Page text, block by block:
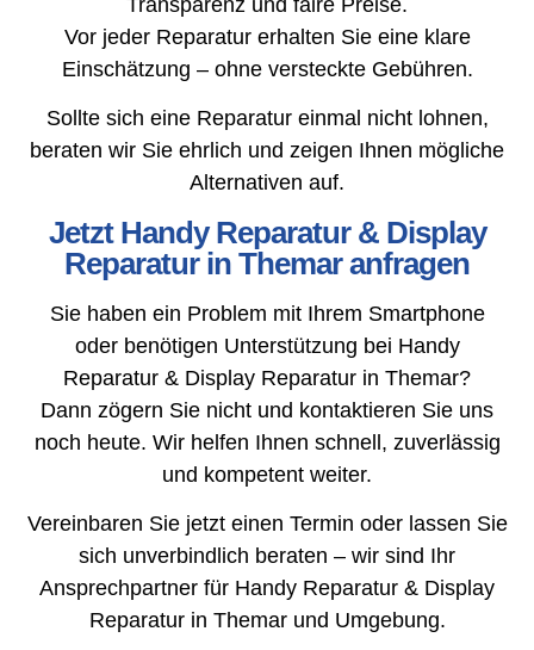
Vor jeder Reparatur erhalten Sie eine klare
Einschätzung – ohne versteckte Gebühren.
Sollte sich eine Reparatur einmal nicht lohnen,
beraten wir Sie ehrlich und zeigen Ihnen mögliche
Alternativen auf.
Jetzt Handy Reparatur & Display
Reparatur in Themar anfragen
Sie haben ein Problem mit Ihrem Smartphone
oder benötigen Unterstützung bei Handy
Reparatur & Display Reparatur in Themar?
Dann zögern Sie nicht und kontaktieren Sie uns
noch heute. Wir helfen Ihnen schnell, zuverlässig
und kompetent weiter.
Vereinbaren Sie jetzt einen Termin oder lassen Sie
sich unverbindlich beraten – wir sind Ihr
Ansprechpartner für Handy Reparatur & Display
Reparatur in Themar und Umgebung.